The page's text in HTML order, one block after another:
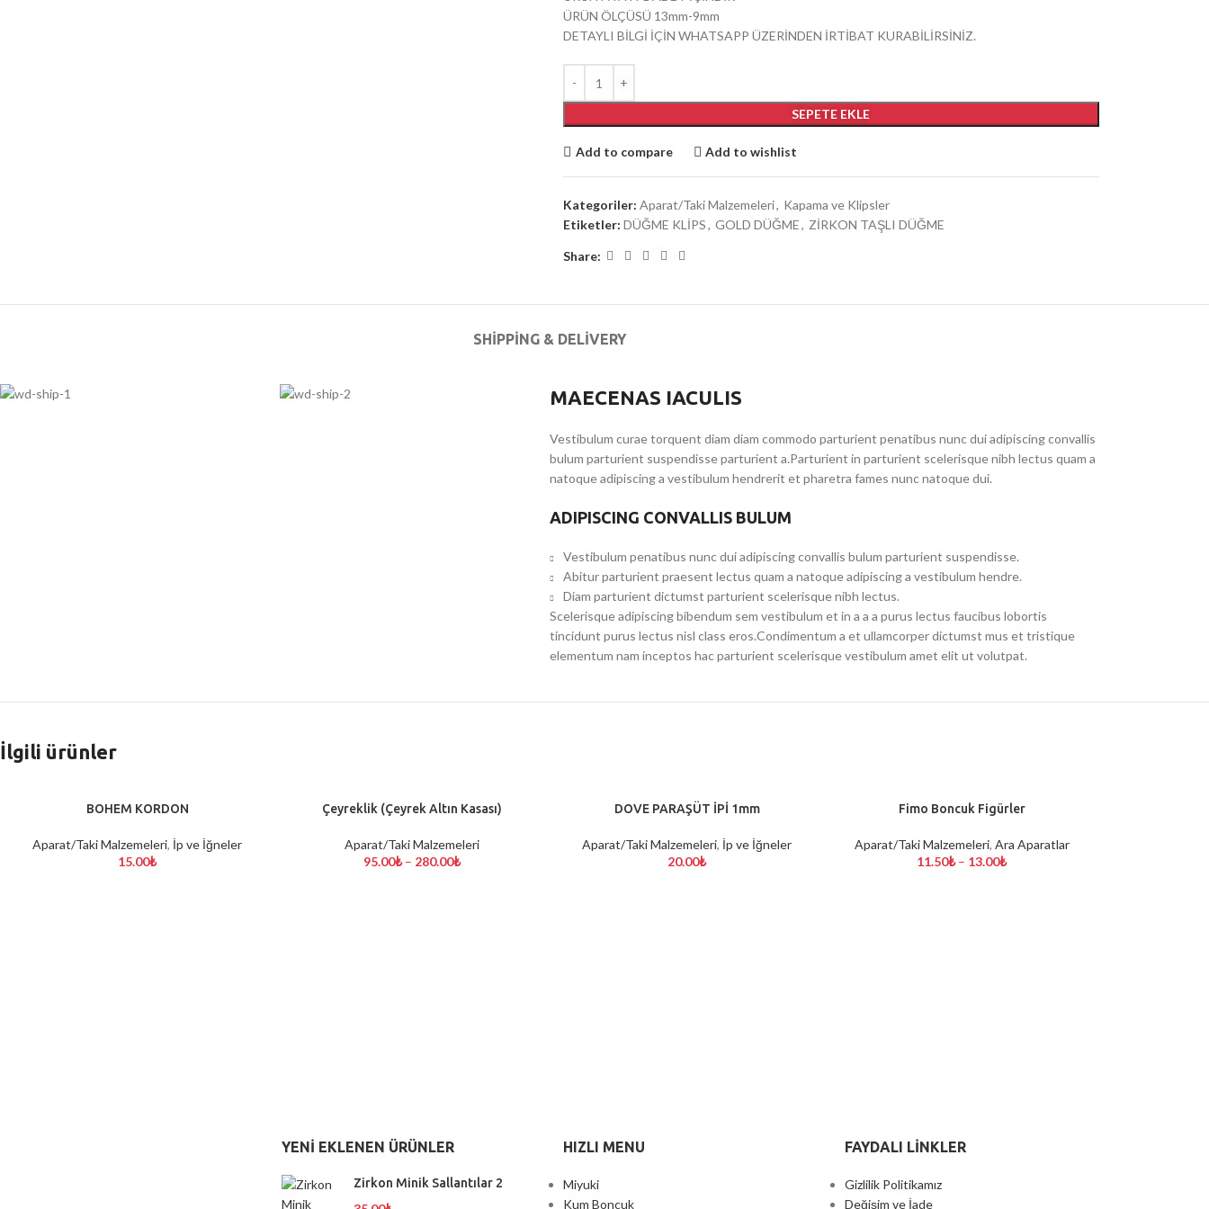
ÜRÜN ÖLÇÜSÜ 13mm-9mm
DETAYLI BİLGİ İÇİN WHATSAPP ÜZERİNDEN İRTİBAT KURABİLİRSİNİZ.
SEPETE EKLE
Add to compare Add to wishlist
Kategoriler: Aparat/Taki Malzemeleri, Kapama ve Klipsler
Etiketler: DÜĞME KLİPS, GOLD DÜĞME, ZİRKON TAŞLI DÜĞME
Share:
SHIPPING & DELIVERY
MAECENAS IACULIS
Vestibulum curae torquent diam diam commodo parturient penatibus nunc dui adipiscing convallis
bulum parturient suspendisse parturient a.Parturient in parturient scelerisque nibh lectus quam a
natoque adipiscing a vestibulum hendrerit et pharetra fames nunc natoque dui.
ADIPISCING CONVALLIS BULUM
Vestibulum penatibus nunc dui adipiscing convallis bulum parturient suspendisse.
Abitur parturient praesent lectus quam a natoque adipiscing a vestibulum hendre.
Diam parturient dictumst parturient scelerisque nibh lectus.
Scelerisque adipiscing bibendum sem vestibulum et in a a a purus lectus faucibus lobortis
tincidunt purus lectus nisl class eros.Condimentum a et ullamcorper dictumst mus et tristique
elementum nam inceptos hac parturient scelerisque vestibulum amet elit ut volutpat.
İlgili ürünler
BOHEM KORDON
Aparat/Taki Malzemeleri, İp ve İğneler
15.00₺
SEÇENEKLERÇeyreklik (Çeyrek Altın Kasası)
Aparat/Taki Malzemeleri
95.00₺ – 280.00₺
SEÇENEKLERDOVE PARAŞÜT İPİ 1mm
Aparat/Taki Malzemeleri, İp ve İğneler
20.00₺
SEÇENEKLERFimo Boncuk Figürler
Aparat/Taki Malzemeleri, Ara Aparatlar
11.50₺ – 13.00₺
YENI EKLENEN ÜRÜNLER
Zirkon Minik Sallantılar 2
HIZLI MENU
Miyuki
Kum Boncuk
FAYDALI LİNKLER
Gizlilik Politikamız
Değişim ve İade